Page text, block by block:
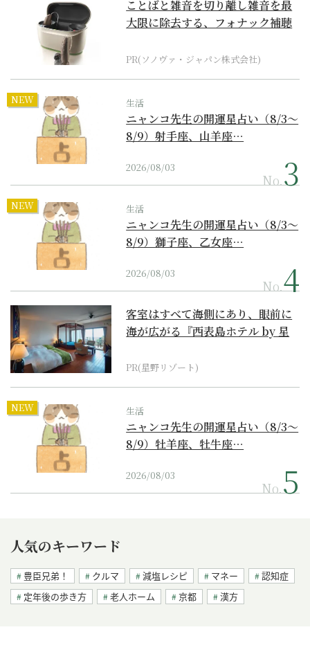
ことばと雑音を切り離し雑音を最
大限に除去する、フォナック補聴
PR(ソノヴァ・ジャパン株式会社)
NEW 生活
ニャンコ先生の開運星占い（8/3～
8/9）射手座、山羊座…
2026/08/03
No.
NEW 生活
ニャンコ先生の開運星占い（8/3～
8/9）獅子座、乙女座…
2026/08/03
No.
客室はすべて海側にあり、眼前に
海が広がる『西表島ホテル by 星
PR(星野リゾート)
NEW 生活
ニャンコ先生の開運星占い（8/3～
8/9）牡羊座、牡牛座…
2026/08/03
No.
人気のキーワード
豊臣兄弟！ クルマ 減塩レシピ マネー
認知症
定年後の歩き方
老人ホーム 京都 漢方